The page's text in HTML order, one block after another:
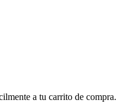
a tu carrito de compra.